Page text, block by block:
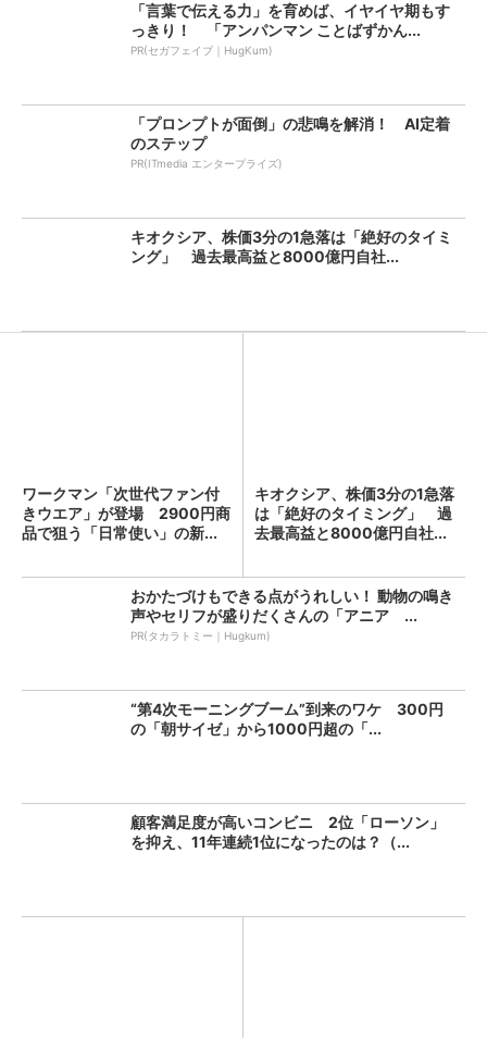
「言葉で伝える力」を育めば、イヤイヤ期もす
っきり！ 「アンパンマン ことばずかん...
PR(セガフェイブ｜HugKum)
「プロンプトが面倒」の悲鳴を解消！ AI定着
のステップ
PR(ITmedia エンタープライズ)
キオクシア、株価3分の1急落は「絶好のタイミ
ング」 過去最高益と8000億円自社...
ワークマン「次世代ファン付
きウエア」が登場 2900円商
品で狙う「日常使い」の新...
キオクシア、株価3分の1急落
は「絶好のタイミング」 過
去最高益と8000億円自社...
おかたづけもできる点がうれしい！ 動物の鳴き
声やセリフが盛りだくさんの「アニア ...
PR(タカラトミー｜Hugkum)
“第4次モーニングブーム”到来のワケ 300円
の「朝サイゼ」から1000円超の「...
顧客満足度が高いコンビニ 2位「ローソン」
を抑え、11年連続1位になったのは？（...